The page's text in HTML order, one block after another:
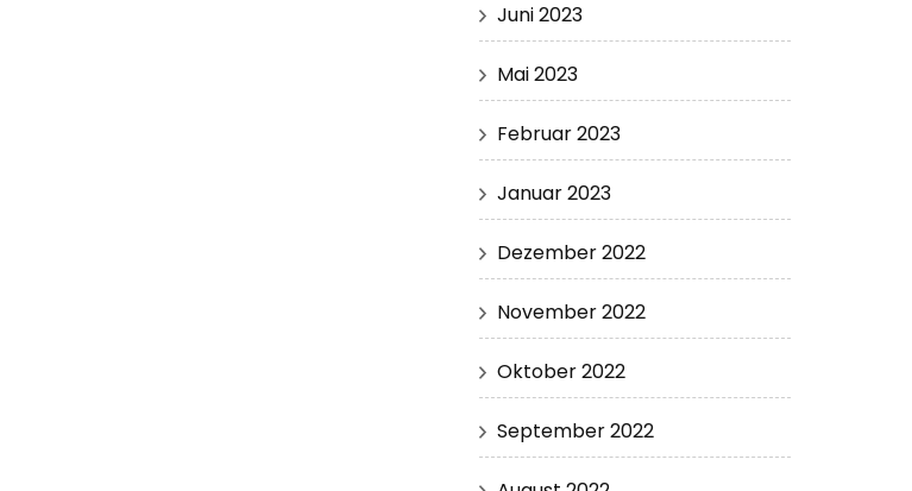
Juni 2023
Mai 2023
Februar 2023
Januar 2023
Dezember 2022
November 2022
Oktober 2022
September 2022